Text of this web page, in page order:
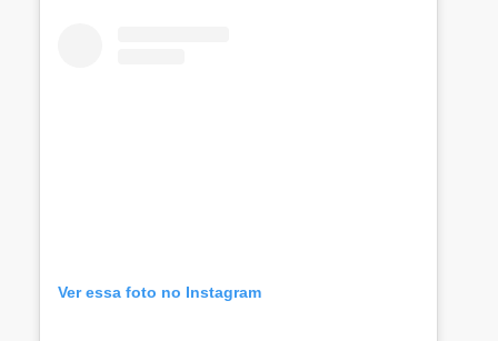
Ver essa foto no Instagram